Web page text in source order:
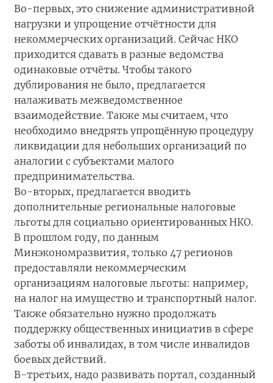
Во-первых, это снижение административной
нагрузки и упрощение отчётности для
некоммерческих организаций. Сейчас НКО
приходится сдавать в разные ведомства
одинаковые отчёты. Чтобы такого
дублирования не было, предлагается
налаживать межведомственное
взаимодействие. Также мы считаем, что
необходимо внедрять упрощённую процедуру
ликвидации для небольших организаций по
аналогии с субъектами малого
предпринимательства.
Во-вторых, предлагается вводить
дополнительные региональные налоговые
льготы для социально ориентированных НКО.
В прошлом году, по данным
Минэкономразвития, только 47 регионов
предоставляли некоммерческим
организациям налоговые льготы: например,
на налог на имущество и транспортный налог.
Также обязательно нужно продолжать
поддержку общественных инициатив в сфере
заботы об инвалидах, в том числе инвалидов
боевых действий.
В-третьих, надо развивать портал, созданный